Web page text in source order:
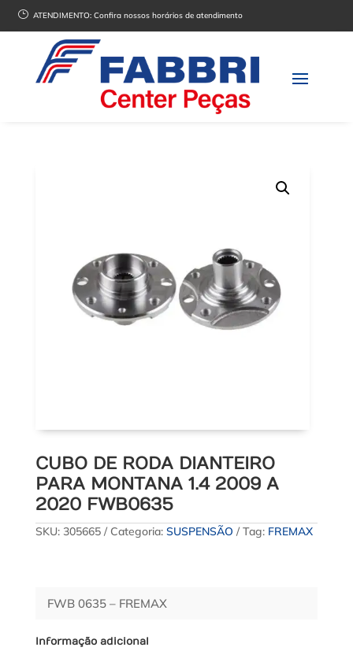
} ATENDIMENTO:Confira nossos horários de atendimento
CUBO DE RODA DIANTEIRO
PARA MONTANA 1.4 2009 A
2020 FWB0635
SKU: 305665 Categoria: SUSPENSÃO Tag: FREMAX
FWB 0635 – FREMAX
Informação adicional